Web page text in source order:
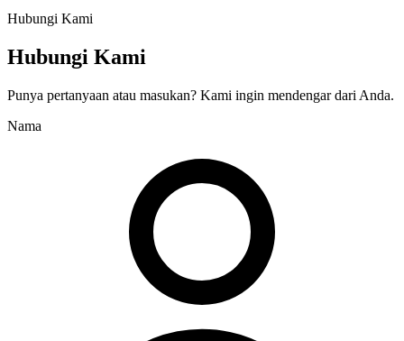
Hubungi Kami
Hubungi Kami
Punya pertanyaan atau masukan? Kami ingin mendengar dari Anda.
Nama